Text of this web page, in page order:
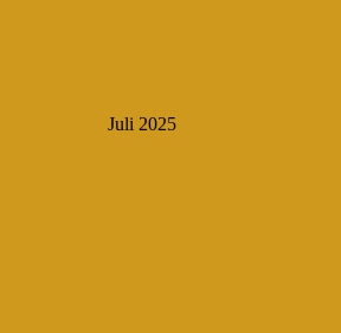
Juli 2025